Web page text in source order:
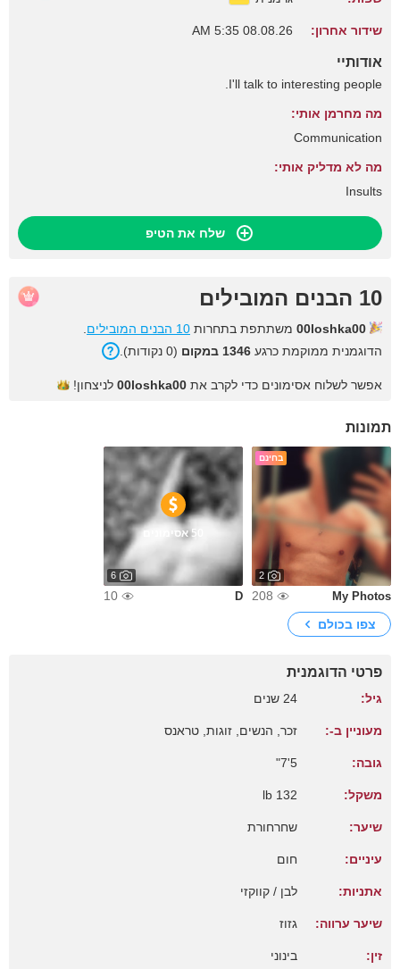
שידור אחרון: 08.08.26 5:35 AM
אודותיי
I'll talk to interesting people.
מה מחרמן אותי:
Communication
מה לא מדליק אותי:
Insults
שלח את הטיפ
10 הבנים המובילים
00loshka00 משתתפת בתחרות 10 הבנים המובילים
הדוגמנית ממוקמת כרגע 1346 במקום (0 נקודות).
אפשר לשלוח אסימונים כדי לקרב את 00loshka00 לניצחון!
תמונות
בחינם
2
My Photos
208
50 אסימונים
6
D
10
צפו בכולם
פרטי הדוגמנית
גיל: 24 שנים
מעוניין ב-: זכר, הנשים, זוגות, טראנס
גובה: 5'7"
משקל: 132 lb
שיער: שחרחורת
עיניים: חום
אתניות: לבן / קווקזי
שיער ערווה: גזוז
זין: בינוני